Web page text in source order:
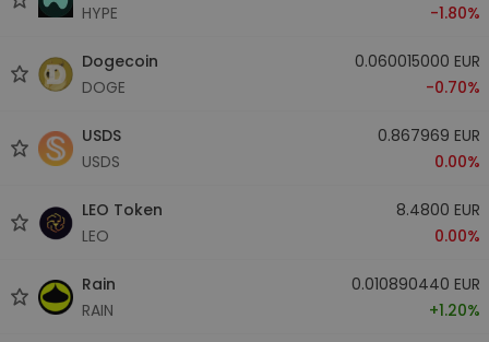
HYPE
-1.80%
Dogecoin
DOGE
0.060015000 EUR
-0.70%
USDS
USDS
0.867969 EUR
0.00%
LEO Token
LEO
8.4800 EUR
0.00%
Rain
RAIN
0.010890440 EUR
+1.20%